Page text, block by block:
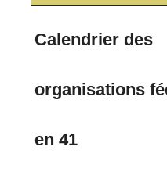
Calendrier des
organisations
en 41